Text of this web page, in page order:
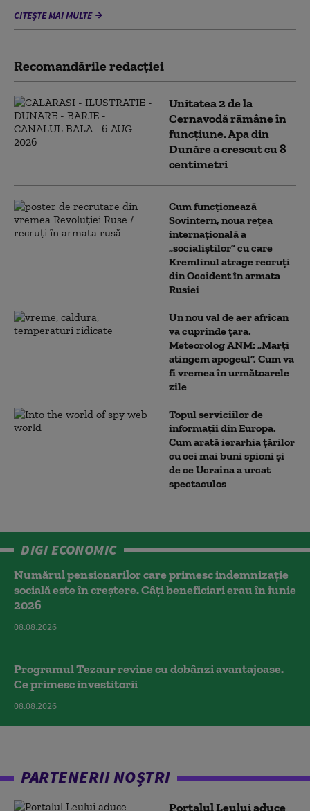
CITEȘTE MAI MULTE
Recomandările redacţiei
Unitatea 2 de la
Cernavodă rămâne în
funcțiune. Apa din
Dunăre a crescut cu 8
centimetri
Cum funcționează
Sovintern, noua rețea
internațională a
„socialiștilor” cu care
Kremlinul atrage recruți
din Occident în armata
Rusiei
Un nou val de aer african
va cuprinde țara.
Meteorolog ANM: „Marți
atingem apogeul”. Cum va
fi vremea în următoarele
zile
Topul serviciilor de
informații din Europa.
Cum arată ierarhia țărilor
cu cei mai buni spioni și
de ce Ucraina a urcat
spectaculos
DIGI ECONOMIC
Numărul pensionarilor care primesc indemnizaţie
socială este în creștere. Câți beneficiari erau în iunie
2026
08.08.2026
Programul Tezaur revine cu dobânzi avantajoase.
Ce primesc investitorii
08.08.2026
PARTENERII NOȘTRI
Portalul Leului aduce